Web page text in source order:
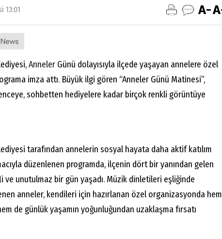
13:01
Anneler Günü dolayısıyla ilçede yaşayan annelere özel
imza attı. Büyük ilgi gören “Anneler Günü Matinesi”,
sohbetten hediyelere kadar birçok renkli görüntüye
tarafından annelerin sosyal hayata daha aktif katılım
düzenlenen programda, ilçenin dört bir yanından gelen
ve unutulmaz bir gün yaşadı. Müzik dinletileri eşliğinde
anneler, kendileri için hazırlanan özel organizasyonda hem
de günlük yaşamın yoğunluğundan uzaklaşma fırsatı